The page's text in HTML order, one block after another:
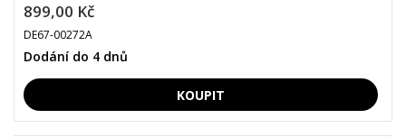
899,00 Kč
DE67-00272A
Dodání do 4 dnů